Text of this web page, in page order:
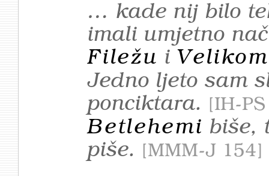
… kade nij bilo
imali umjetno
Filežu i
Jedno ljeto sam
ponciktara.
IH-
Betlehemi biše,
piše.
MMM-J 154